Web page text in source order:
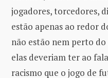
jogadores, torcedores,
estão apenas ao redor
não estão nem perto
elas deveriam ter ao
racismo que o jogo de